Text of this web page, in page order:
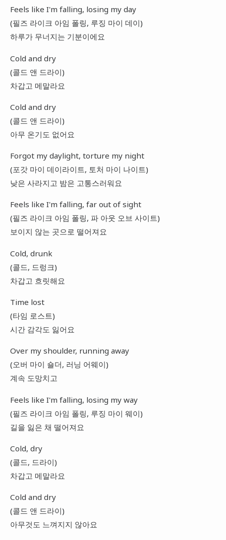
Feels like I'm falling, losing my day
(필즈 라이크 아임 폴링, 루징 마이 데이)
하루가 무너지는 기분이에요
Cold and dry
(콜드 앤 드라이)
차갑고 메말라요
Cold and dry
(콜드 앤 드라이)
아무 온기도 없어요
Forgot my daylight, torture my night
(포갓 마이 데이라이트, 토처 마이 나이트)
낮은 사라지고 밤은 고통스러워요
Feels like I'm falling, far out of sight
(필즈 라이크 아임 폴링, 파 아웃 오브 사이트)
보이지 않는 곳으로 떨어져요
Cold, drunk
(콜드, 드렁크)
차갑고 흐릿해요
Time lost
(타임 로스트)
시간 감각도 잃어요
Over my shoulder, running away
(오버 마이 숄더, 러닝 어웨이)
계속 도망치고
Feels like I'm falling, losing my way
(필즈 라이크 아임 폴링, 루징 마이 웨이)
길을 잃은 채 떨어져요
Cold, dry
(콜드, 드라이)
차갑고 메말라요
Cold and dry
(콜드 앤 드라이)
아무것도 느껴지지 않아요